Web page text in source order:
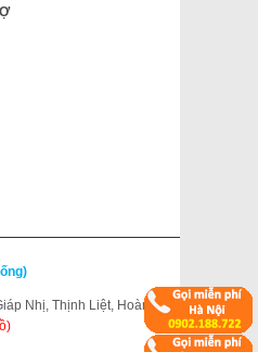
Nhị, Thịnh Liệt, Hoàng